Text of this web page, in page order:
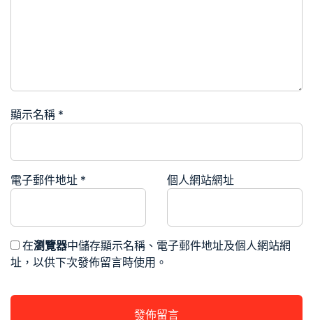
顯示名稱 *
電子郵件地址 * 個人網站網址
在瀏覽器中儲存顯示名稱、電子郵件地址及個人網站網
址，以供下次發佈留言時使用。